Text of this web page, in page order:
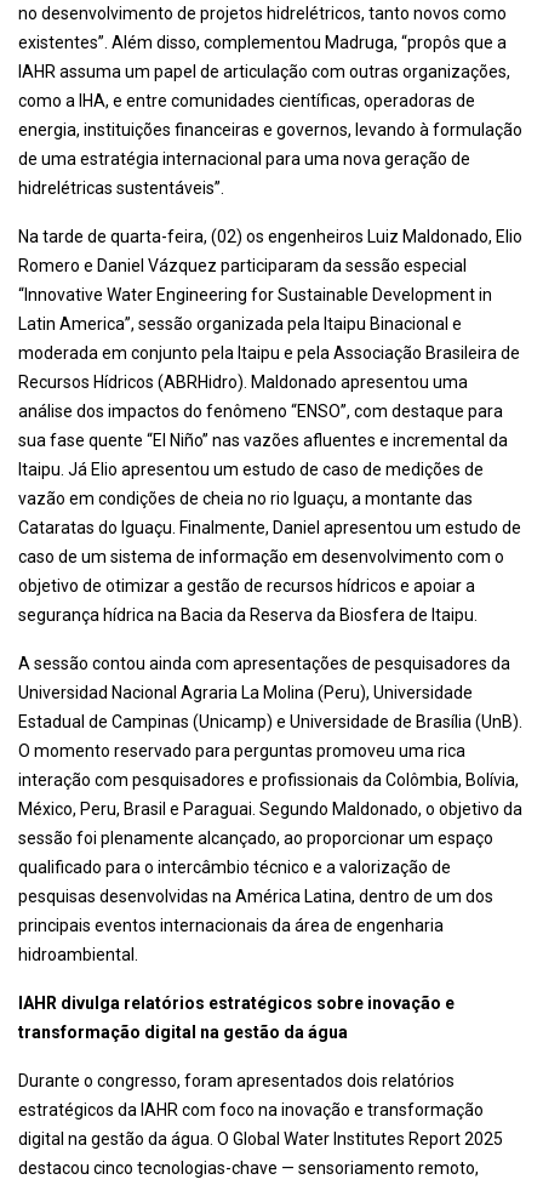
no desenvolvimento de projetos hidrelétricos, tanto novos como
existentes”. Além disso, complementou Madruga, “propôs que a
IAHR assuma um papel de articulação com outras organizações,
como a IHA, e entre comunidades científicas, operadoras de
energia, instituições financeiras e governos, levando à formulação
de uma estratégia internacional para uma nova geração de
hidrelétricas sustentáveis”.
Na tarde de quarta-feira, (02) os engenheiros Luiz Maldonado, Elio
Romero e Daniel Vázquez participaram da sessão especial
“Innovative Water Engineering for Sustainable Development in
Latin America”, sessão organizada pela Itaipu Binacional e
moderada em conjunto pela Itaipu e pela Associação Brasileira de
Recursos Hídricos (ABRHidro). Maldonado apresentou uma
análise dos impactos do fenômeno “ENSO”, com destaque para
sua fase quente “El Niño” nas vazões afluentes e incremental da
Itaipu. Já Elio apresentou um estudo de caso de medições de
vazão em condições de cheia no rio Iguaçu, a montante das
Cataratas do Iguaçu. Finalmente, Daniel apresentou um estudo de
caso de um sistema de informação em desenvolvimento com o
objetivo de otimizar a gestão de recursos hídricos e apoiar a
segurança hídrica na Bacia da Reserva da Biosfera de Itaipu.
A sessão contou ainda com apresentações de pesquisadores da
Universidad Nacional Agraria La Molina (Peru), Universidade
Estadual de Campinas (Unicamp) e Universidade de Brasília (UnB).
O momento reservado para perguntas promoveu uma rica
interação com pesquisadores e profissionais da Colômbia, Bolívia,
México, Peru, Brasil e Paraguai. Segundo Maldonado, o objetivo da
sessão foi plenamente alcançado, ao proporcionar um espaço
qualificado para o intercâmbio técnico e a valorização de
pesquisas desenvolvidas na América Latina, dentro de um dos
principais eventos internacionais da área de engenharia
hidroambiental.
IAHR divulga relatórios estratégicos sobre inovação e
transformação digital na gestão da água
Durante o congresso, foram apresentados dois relatórios
estratégicos da IAHR com foco na inovação e transformação
digital na gestão da água. O Global Water Institutes Report 2025
destacou cinco tecnologias-chave — sensoriamento remoto,